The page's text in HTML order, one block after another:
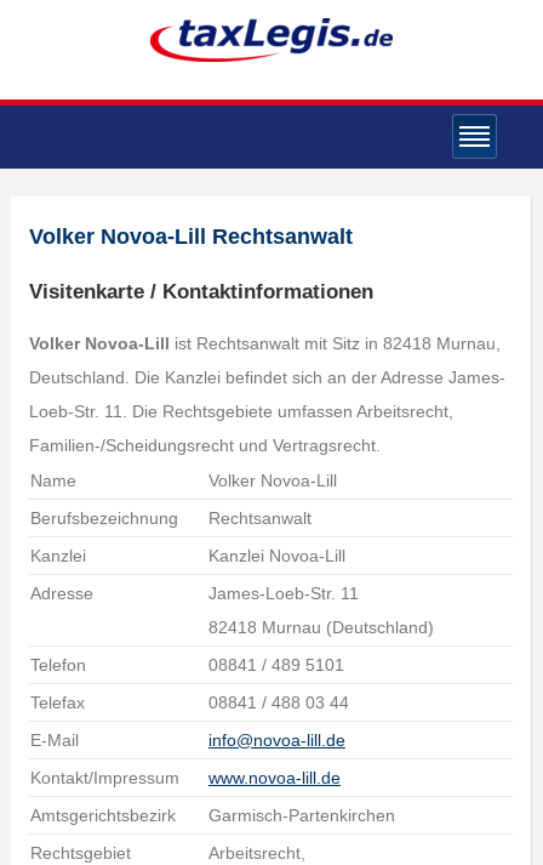
Volker Novoa-Lill Rechtsanwalt
Visitenkarte / Kontaktinformationen
Volker Novoa-Lill ist Rechtsanwalt mit Sitz in 82418 Murnau,
Deutschland. Die Kanzlei befindet sich an der Adresse James-
Loeb-Str. 11. Die Rechtsgebiete umfassen Arbeitsrecht,
Familien-/Scheidungsrecht und Vertragsrecht.
Name
Volker Novoa-Lill
Berufsbezeichnung
Rechtsanwalt
Kanzlei
Kanzlei Novoa-Lill
Adresse
James-Loeb-Str. 11
82418 Murnau (Deutschland)
Telefon
08841 / 489 5101
Telefax
08841 / 488 03 44
E-Mail
info@novoa-lill.de
Kontakt/Impressum
www.novoa-lill.de
Amtsgerichtsbezirk
Garmisch-Partenkirchen
Rechtsgebiet
Arbeitsrecht,